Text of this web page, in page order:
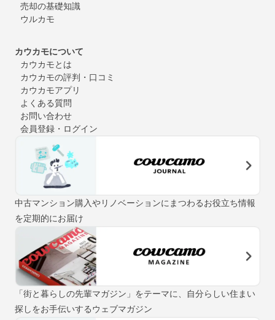
売却の基礎知識
ウルカモ
カウカモについて
カウカモとは
カウカモの評判・口コミ
カウカモアプリ
よくある質問
お問い合わせ
会員登録・ログイン
中古マンション購入やリノベーションにまつわるお役立ち情報
を定期的にお届け
「街と暮らしの先輩マガジン」をテーマに、自分らしい住まい
探しをお手伝いするウェブマガジン